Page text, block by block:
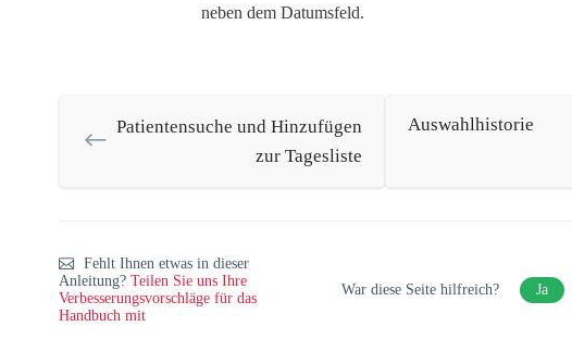
neben dem Datumsfeld.
Patientensuche und Hinzufügen
zur Tagesliste
Auswahlhistorie
Fehlt Ihnen etwas in dieser
Anleitung? Teilen Sie uns Ihre
Verbesserungsvorschläge für das
Handbuch mit
War diese Seite hilfreich? Ja